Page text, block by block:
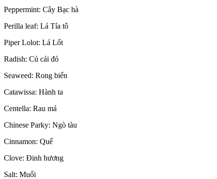
Peppermint: Cây Bạc hà
Perilla leaf: Lá Tía tô
Piper Lolot: Lá Lốt
Radish: Củ cải đỏ
Seaweed: Rong biển
Catawissa: Hành ta
Centella: Rau má
Chinese Parky: Ngò tàu
Cinnamon: Quế
Clove: Đinh hương
Salt: Muối